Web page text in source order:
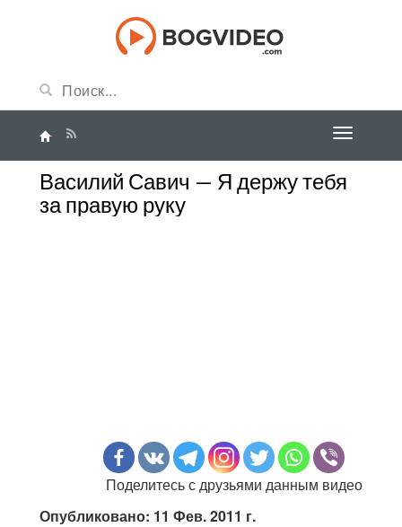
Василий Савич — Я держу тебя
за правую руку
Поделитесь с друзьями данным видео
Опубликовано: 11 Фев. 2011 г.